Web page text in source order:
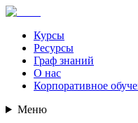
Курсы
Ресурсы
Граф знаний
О нас
Корпоративное
Меню